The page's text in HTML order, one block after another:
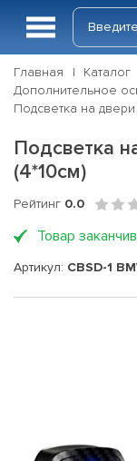
Главная Каталог
Дополнительное
Подсветка на двери
Подсветка
(4*10см)
Рейтинг 0.0
Товар
Артикул: CBSD-1